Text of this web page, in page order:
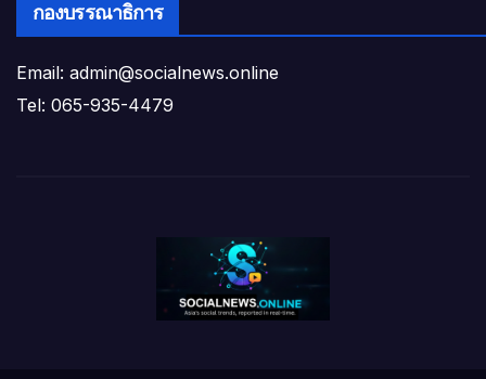
กองบรรณาธิการ
Email: admin@socialnews.online
Tel: 065-935-4479